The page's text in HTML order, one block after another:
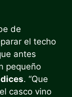
de
el techo
antes
pequeño
. “Que
casco vino